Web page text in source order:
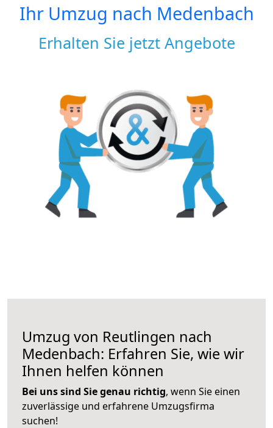
Ihr Umzug nach Medenbach
Erhalten Sie jetzt Angebote
Umzug von Reutlingen nach
Medenbach: Erfahren Sie, wie wir
Ihnen helfen können
Bei uns sind Sie genau richtig, wenn Sie einen
zuverlässige und erfahrene Umzugsfirma
suchen!